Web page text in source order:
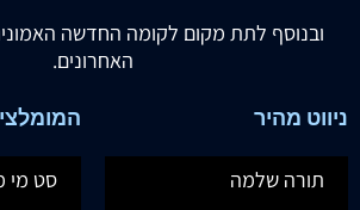
ובנוסף לתת מקום לקומה החדשה
האחרונים.
ניווט מהיר
תורה שלמה
סט מי